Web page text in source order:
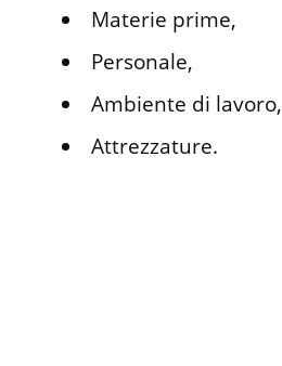
Materie prime,
Personale,
Ambiente di lavoro,
Attrezzature.